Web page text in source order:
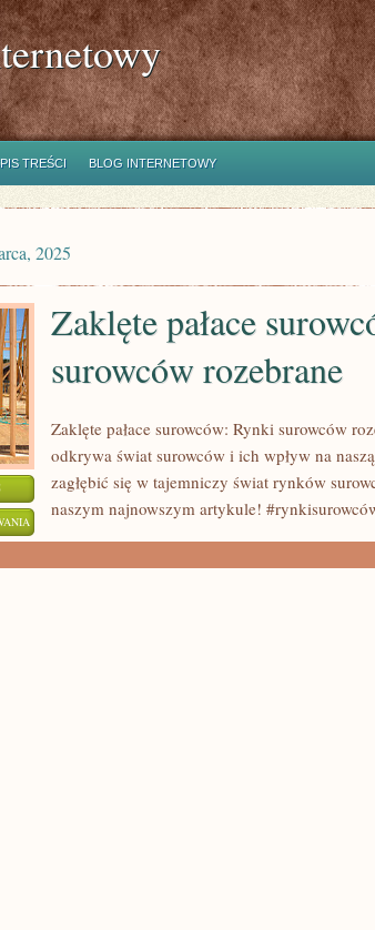
TREŚCI BLOG INTERNETOWY
2025
Zaklęte pałace
surowców rozebrane
Zaklęte pałace surowców: Rynki surowców
odkrywa świat surowców i ich wpływ na
zagłębić się w tajemniczy świat rynków
naszym najnowszym artykule!